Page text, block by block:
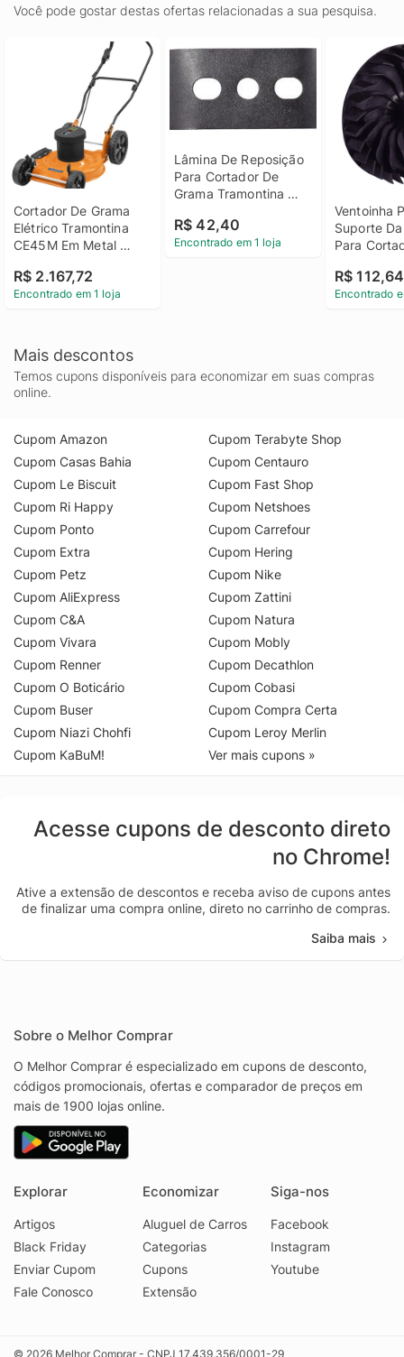
Você pode gostar destas ofertas relacionadas a sua pesquisa.
Cortador De Grama
Elétrico Tramontina
CE45M Em Metal
R$ 2.167,72
Encontrado em 1 loja
Lâmina De Reposição
Para Cortador De
Grama Tramontina
R$ 42,40
Encontrado em 1 loja
Ventoinha
Suporte
Para
CE45M
R$ 112,64
Encontrado
Mais descontos
Temos cupons disponíveis para economizar em suas compras
online.
Cupom Amazon
Cupom Casas Bahia
Cupom Le Biscuit
Cupom Ri Happy
Cupom Ponto
Cupom Extra
Cupom Petz
Cupom AliExpress
Cupom C&A
Cupom Vivara
Cupom Renner
Cupom O Boticário
Cupom Buser
Cupom Niazi Chohfi
Cupom KaBuM!
Cupom Terabyte Shop
Cupom Centauro
Cupom Fast Shop
Cupom Netshoes
Cupom Carrefour
Cupom Hering
Cupom Nike
Cupom Zattini
Cupom Natura
Cupom Mobly
Cupom Decathlon
Cupom Cobasi
Cupom Compra Certa
Cupom Leroy Merlin
Ver mais cupons »
Acesse cupons de desconto direto
no Chrome!
Ative a extensão de descontos e receba aviso de cupons antes
de finalizar uma compra online, direto no carrinho de compras.
Saiba mais
Sobre o Melhor Comprar
O Melhor Comprar é especializado em cupons de desconto,
códigos promocionais, ofertas e comparador de preços em
mais de 1900 lojas online.
Explorar
Artigos
Black Friday
Enviar Cupom
Fale Conosco
Economizar
Aluguel de Carros
Categorias
Cupons
Extensão
Siga-nos
Facebook
Instagram
Youtube
© 2026 Melhor Comprar - CNPJ 17.439.356/0001-29